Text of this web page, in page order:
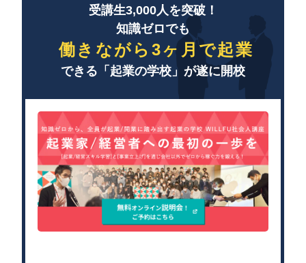
受講生3,000人を突破！
知識ゼロでも
働きながら3ヶ月で起業
できる「起業の学校」が遂に開校